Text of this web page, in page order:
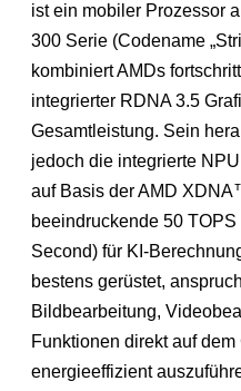
ist ein mobiler Prozessor
300 Serie (Codename
kombiniert AMDs
integrierter RDNA 3.5
Gesamtleistung. Sein
jedoch die integrierte
auf Basis der AMD
beeindruckende 50
Second) für KI-
bestens gerüstet,
Bildbearbeitung,
Funktionen direkt auf
energieeffizient